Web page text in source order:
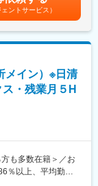
解析
差出勤の可能性あ
生するため、その
ます。月給(月額)は
ェントサービス）
メイン）※日清
・残業月５H
も多数在籍＞／お
％以上、平均勤続